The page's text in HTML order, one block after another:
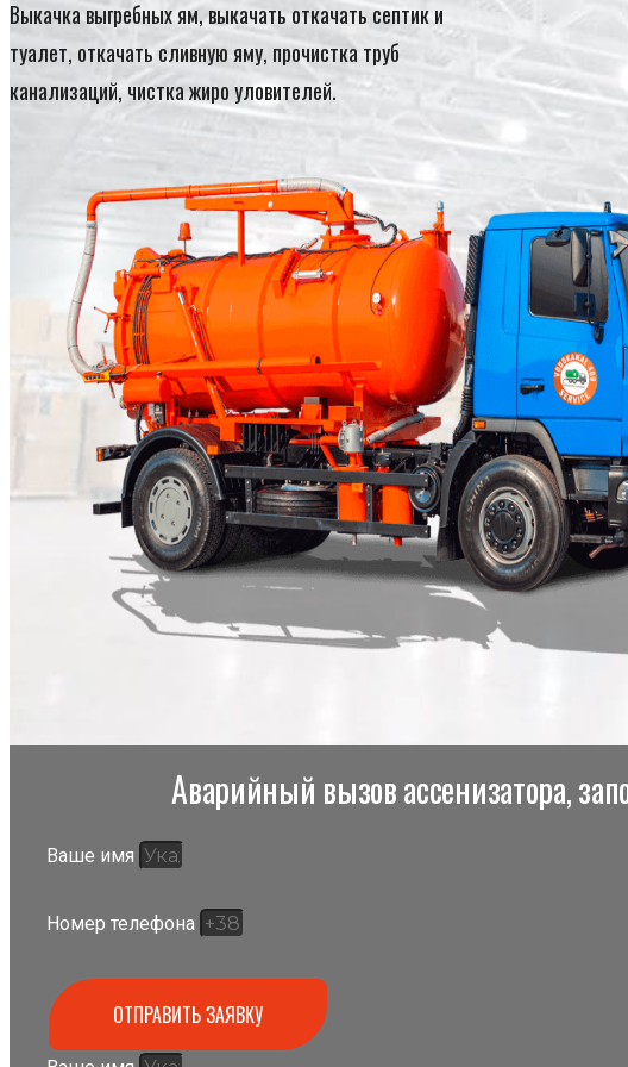
Выкачка выгребных ям, выкачать откачать септик и
туалет, откачать сливную яму, прочистка труб
канализаций, чистка жиро уловителей.
Аварийный вызов ассенизатора,
Ваше имя
Номер телефона
ОТПРАВИТЬ ЗАЯВКУ